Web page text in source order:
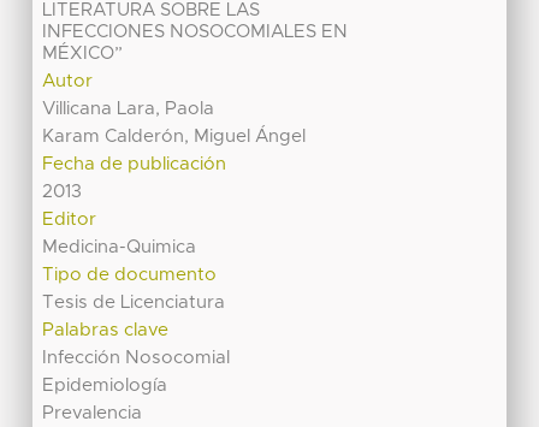
LITERATURA SOBRE LAS
INFECCIONES NOSOCOMIALES EN
MÉXICO”
Autor
Villicana Lara, Paola
Karam Calderón, Miguel Ángel
Fecha de publicación
2013
Editor
Medicina-Quimica
Tipo de documento
Tesis de Licenciatura
Palabras clave
Infección Nosocomial
Epidemiología
Prevalencia